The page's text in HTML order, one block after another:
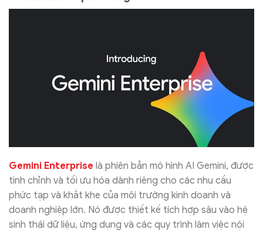
Gemini Enterprise là phiên bản mô hình AI Gemini, được
tinh chỉnh và tối ưu hóa dành riêng cho các nhu cầu
phức tạp và khắt khe của môi trường kinh doanh và
doanh nghiệp lớn. Nó được thiết kế tích hợp sâu vào hệ
sinh thái dữ liệu, ứng dụng và các quy trình làm việc nội